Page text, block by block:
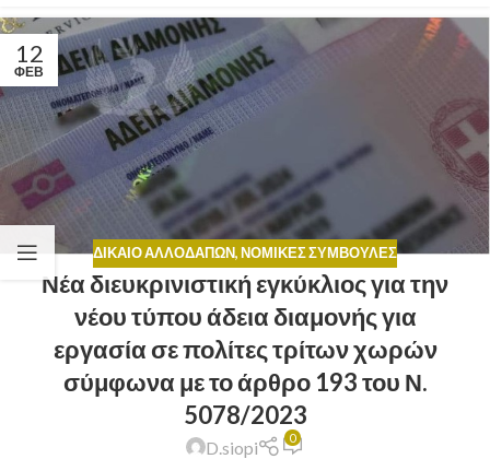
12
ΦΕΒ
ΔΊΚΑΙΟ ΑΛΛΟΔΑΠΏΝ,ΝΟΜΙΚΈΣ ΣΥΜΒΟΥΛΈΣ
Νέα διευκρινιστική εγκύκλιος για την
νέου τύπου άδεια διαμονής για
εργασία σε πολίτες τρίτων χωρών
σύμφωνα με το άρθρο 193 του Ν.
5078/2023
D.siopi 0